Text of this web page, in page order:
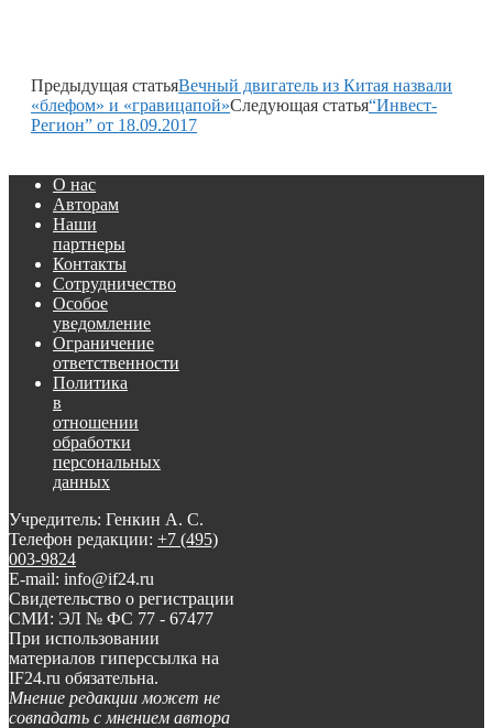
Предыдущая статьяВечный двигатель из Китая назвали
«блефом» и «гравицапой»Следующая статья“Инвест-
Регион” от 18.09.2017
О нас
Авторам
Наши
партнеры
Контакты
Сотрудничество
Особое
уведомление
Ограничение
ответственности
Политика
в
отношении
обработки
персональных
данных
Учредитель: Генкин А. С.
Телефон редакции: +7 (495)
003-9824
E-mail: info@if24.ru
Свидетельство о регистрации
СМИ: ЭЛ № ФС 77 - 67477
При использовании
материалов гиперссылка на
IF24.ru обязательна.
Мнение редакции может не
совпадать с мнением автора